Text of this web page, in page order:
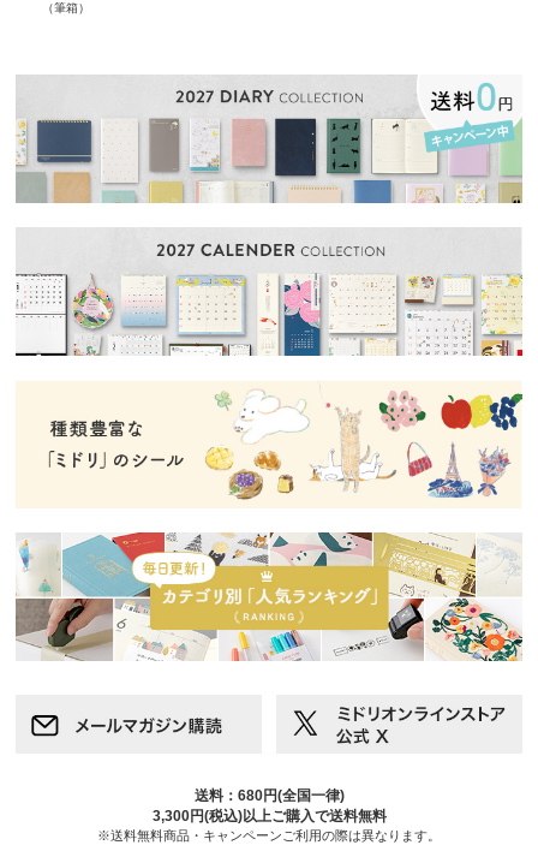
（筆箱）
送料：680円(全国一律)
3,300円(税込)以上ご購入で送料無料
※送料無料商品・キャンペーンご利用の際は異なります。